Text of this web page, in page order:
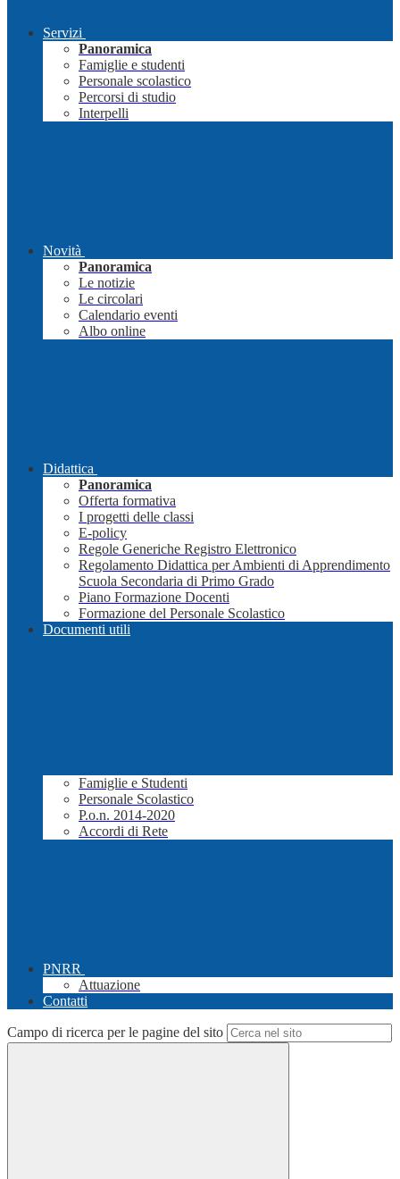
Servizi
Panoramica
Famiglie e studenti
Personale scolastico
Percorsi di studio
Interpelli
Novità
Panoramica
Le notizie
Le circolari
Calendario eventi
Albo online
Didattica
Panoramica
Offerta formativa
I progetti delle classi
E-policy
Regole Generiche Registro Elettronico
Regolamento Didattica per Ambienti di Apprendimento
Scuola Secondaria di Primo Grado
Piano Formazione Docenti
Formazione del Personale Scolastico
Documenti utili
Famiglie e Studenti
Personale Scolastico
P.o.n. 2014-2020
Accordi di Rete
PNRR
Attuazione
Contatti
Campo di ricerca per le pagine del sito